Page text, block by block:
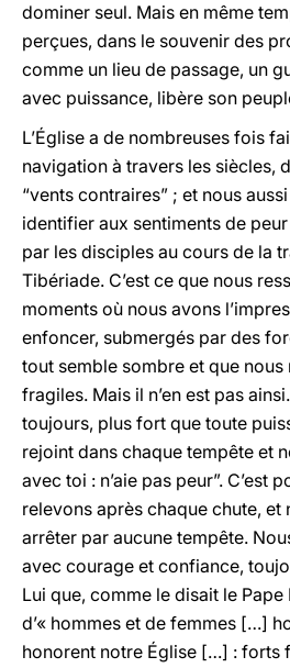
dominer seul. Mais en même
perçues, dans le souvenir des
comme un lieu de passage, un
avec puissance, libère son
L’Église a de nombreuses fois
navigation à travers les siècles,
“vents contraires” ; et nous
identifier aux sentiments de
par les disciples au cours de la
Tibériade. C’est ce que nous
moments où nous avons
enfoncer, submergés par des
tout semble sombre et que nous
fragiles. Mais il n’en est pas
toujours, plus fort que toute
rejoint dans chaque tempête et
avec toi : n’aie pas peur”. C’est
relevons après chaque chute, et
arrêter par aucune tempête.
avec courage et confiance,
Lui que, comme le disait le
d’« hommes et de femmes […]
honorent notre Église […] : forts